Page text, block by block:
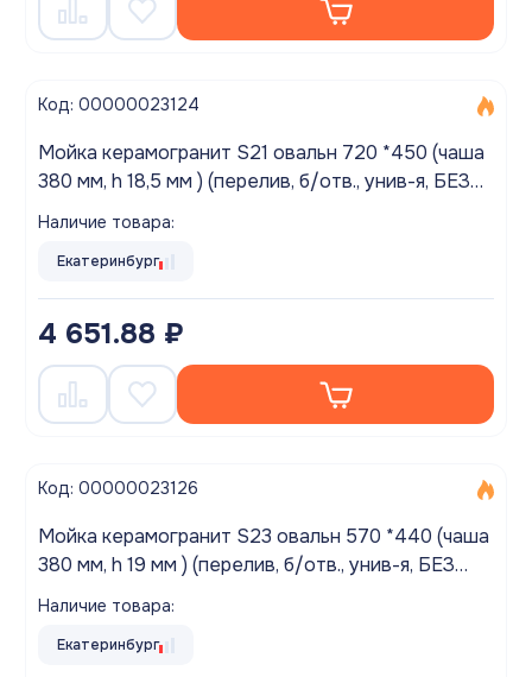
Код: 00000023124
Мойка керамогранит S21 овальн 720 *450 (чаша
380 мм, h 18,5 мм ) (перелив, б/отв., унив-я, БЕЗ
Наличие товара:
Екатеринбург
4 651.88 ₽
Код: 00000023126
Мойка керамогранит S23 овальн 570 *440 (чаша
380 мм, h 19 мм ) (перелив, б/отв., унив-я, БЕЗ
Наличие товара:
Екатеринбург